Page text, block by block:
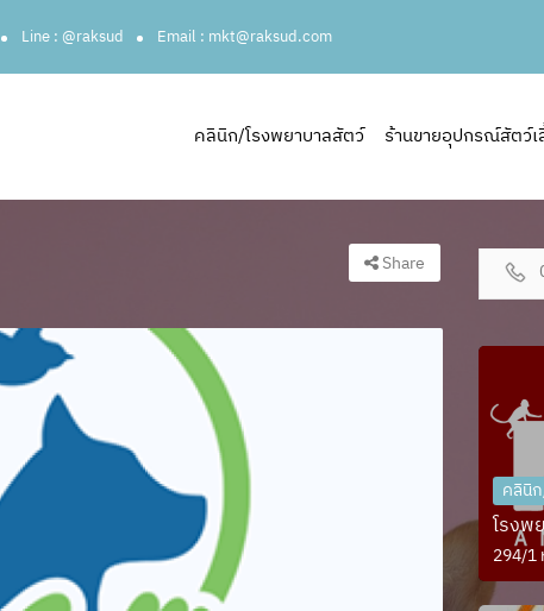
Line : @raksud Email : mkt@raksud.com
คลินิก/โรงพยาบาลสัตว์ ร้านขายอุปกรณ์สัตว์เ
Share
คลินิ
โรงพ
294/1